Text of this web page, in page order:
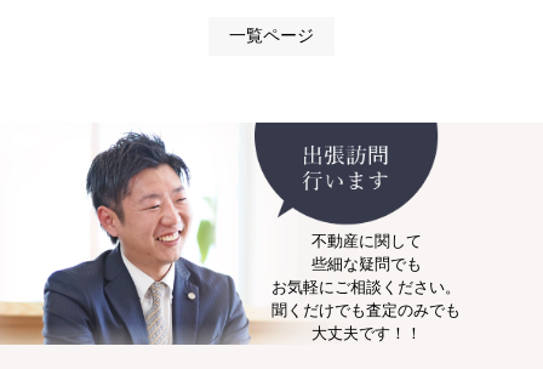
一覧ページ
不動産に関して
些細な疑問でも
お気軽にご相談ください。
聞くだけでも査定のみでも
大丈夫です！！